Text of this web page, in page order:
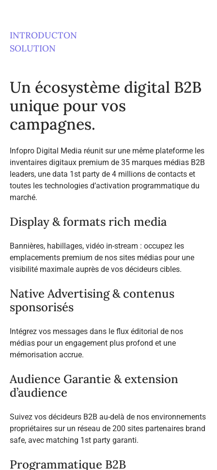
INTRODUCTON
SOLUTION
Un écosystème digital B2B
unique pour vos
campagnes.
Infopro Digital Media réunit sur une même plateforme les
inventaires digitaux premium de 35 marques médias B2B
leaders, une data 1st party de 4 millions de contacts et
toutes les technologies d’activation programmatique du
marché.
Display & formats rich media
Bannières, habillages, vidéo in-stream : occupez les
emplacements premium de nos sites médias pour une
visibilité maximale auprès de vos décideurs cibles.
Native Advertising & contenus
sponsorisés
Intégrez vos messages dans le flux éditorial de nos
médias pour un engagement plus profond et une
mémorisation accrue.
Audience Garantie & extension
d’audience
Suivez vos décideurs B2B au-delà de nos environnements
propriétaires sur un réseau de 200 sites partenaires brand
safe, avec matching 1st party garanti.
Programmatique B2B